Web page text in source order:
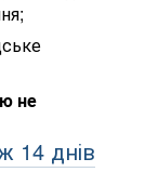
не
14 днів